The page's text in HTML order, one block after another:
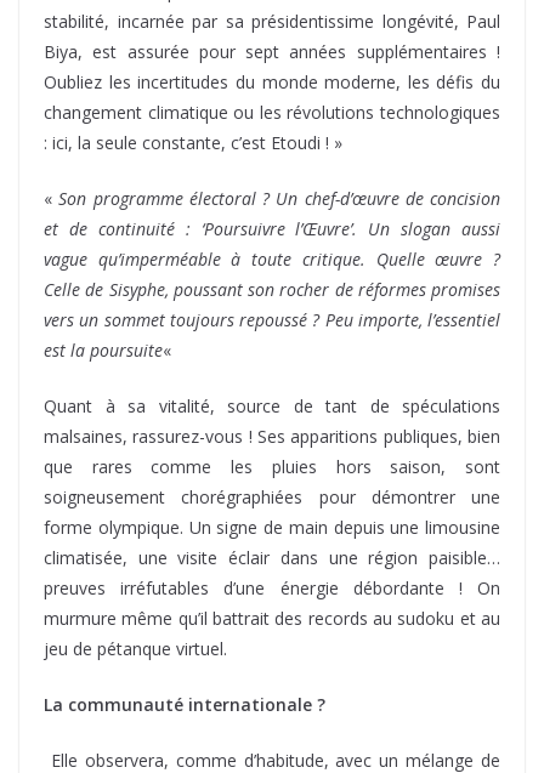
stabilité, incarnée par sa présidentissime longévité, Paul
Biya, est assurée pour sept années supplémentaires !
Oubliez les incertitudes du monde moderne, les défis du
changement climatique ou les révolutions technologiques
: ici, la seule constante, c’est Etoudi ! »
«Son programme électoral ? Un chef-d’œuvre de concision
et de continuité : ‘Poursuivre l’Œuvre’. Un slogan aussi
vague qu’imperméable à toute critique. Quelle œuvre ?
Celle de Sisyphe, poussant son rocher de réformes promises
vers un sommet toujours repoussé ? Peu importe, l’essentiel
est la poursuite«
Quant à sa vitalité, source de tant de spéculations
malsaines, rassurez-vous ! Ses apparitions publiques, bien
que rares comme les pluies hors saison, sont
soigneusement chorégraphiées pour démontrer une
forme olympique. Un signe de main depuis une limousine
climatisée, une visite éclair dans une région paisible…
preuves irréfutables d’une énergie débordante ! On
murmure même qu’il battrait des records au sudoku et au
jeu de pétanque virtuel.
La communauté internationale ?
Elle observera, comme d’habitude, avec un mélange de